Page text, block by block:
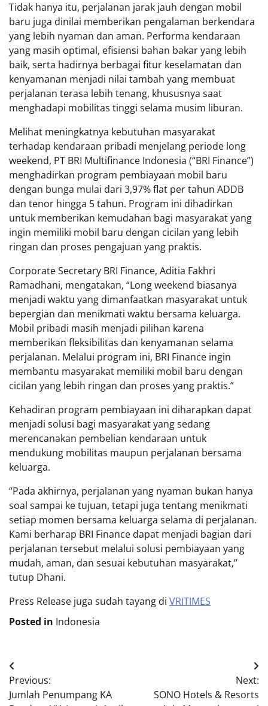
Tidak hanya itu, perjalanan jarak jauh dengan mobil
baru juga dinilai memberikan pengalaman berkendara
yang lebih nyaman dan aman. Performa kendaraan
yang masih optimal, efisiensi bahan bakar yang lebih
baik, serta hadirnya berbagai fitur keselamatan dan
kenyamanan menjadi nilai tambah yang membuat
perjalanan terasa lebih tenang, khususnya saat
menghadapi mobilitas tinggi selama musim liburan.
Melihat meningkatnya kebutuhan masyarakat
terhadap kendaraan pribadi menjelang periode long
weekend, PT BRI Multifinance Indonesia (“BRI Finance”)
menghadirkan program pembiayaan mobil baru
dengan bunga mulai dari 3,97% flat per tahun ADDB
dan tenor hingga 5 tahun. Program ini dihadirkan
untuk memberikan kemudahan bagi masyarakat yang
ingin memiliki mobil baru dengan cicilan yang lebih
ringan dan proses pengajuan yang praktis.
Corporate Secretary BRI Finance, Aditia Fakhri
Ramadhani, mengatakan, “Long weekend biasanya
menjadi waktu yang dimanfaatkan masyarakat untuk
bepergian dan menikmati waktu bersama keluarga.
Mobil pribadi masih menjadi pilihan karena
memberikan fleksibilitas dan kenyamanan selama
perjalanan. Melalui program ini, BRI Finance ingin
membantu masyarakat memiliki mobil baru dengan
cicilan yang lebih ringan dan proses yang praktis.”
Kehadiran program pembiayaan ini diharapkan dapat
menjadi solusi bagi masyarakat yang sedang
merencanakan pembelian kendaraan untuk
mendukung mobilitas maupun perjalanan bersama
keluarga.
“Pada akhirnya, perjalanan yang nyaman bukan hanya
soal sampai ke tujuan, tetapi juga tentang menikmati
setiap momen bersama keluarga selama di perjalanan.
Kami berharap BRI Finance dapat menjadi bagian dari
perjalanan tersebut melalui solusi pembiayaan yang
mudah, aman, dan sesuai kebutuhan masyarakat,”
tutup Dhani.
Press Release juga sudah tayang di VRITIMES
Posted in Indonesia
Post
navigation
Previous:
Jumlah Penumpang KA
Next:
SONO Hotels & Resorts